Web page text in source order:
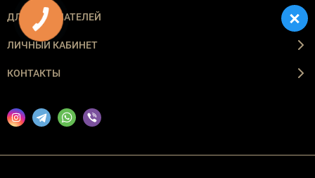
ДЛЯ ПОКУПАТЕЛЕЙ
ЛИЧНЫЙ КАБИНЕТ
КОНТАКТЫ